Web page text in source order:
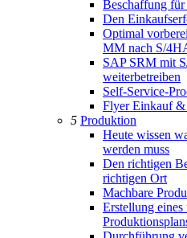
Beschaffung
Den
Optimal
MM nach S/
SAP SRM mit
weiterbetreiben
Self-Service-
Flyer Einkauf
5 Produktion
Heute wissen
werden muss
Den richtigen
richtigen Ort
Machbare
Erstellung eines